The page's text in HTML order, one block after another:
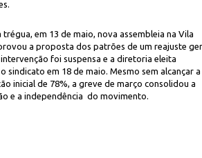
trégua, em 13 de maio, nova assembleia na Vila
a proposta dos patrões de um reajuste
foi suspensa e a diretoria eleita
sindicato em 18 de maio. Mesmo sem alcançar a
inicial de 78%, a greve de março consolidou a
e a independência do movimento.